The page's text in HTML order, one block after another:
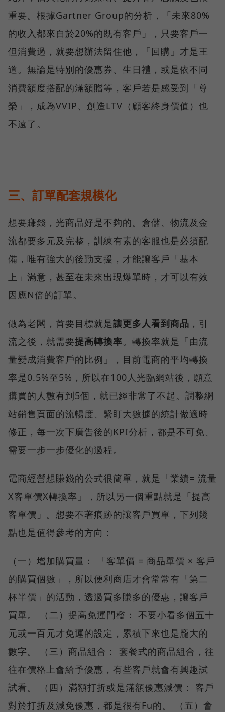
重要。根據Gartner Group的分析，「未來80%
的收入都來自於20%的既有客戶」，只要客戶一
但消費過，就要想辦法留住他，「回購」才是王
道。無論是特別的優惠券、生日禮，或是依不同
消費額度搭配的滿額贈等，客戶若是感受到「尊
榮」，成為VVIP、創造LTV（顧客終身價值）也
不遠了。
三、訂單配套規模化
想要賺錢，光商品好是不夠的。倉儲、物流及金
流都要多元及完整，訓練有素的客服也是必須配
備，唯有強大的後勤支援，才能讓客戶「基本
上」滿意，甚至在未來出現爆單時，才可以有效
因應N倍的訂單。
做為老闆，首要目標就是讓更多人看到商品 ，引
流之後，就需要提高轉換率。轉換率就是「由流
量變成消費客戶的比例」，目前電商的平均轉換
率是0.5%至5%，所以在100人光臨網站後，願意
購買的人數有到5個，就已經非常了不起。調整網
站銷售頁面的流暢度、緊盯大數據的統計做適時
修正，每一次下廣告後的KPI分析，都是不可免、
需要一步一步優化的過程。
電商經營想賺錢的公式很簡單，就是「業績= 流量
X客單價X轉換率」，所以另一個重點就是「提高
客單價」。想要不著痕跡的讓客戶買單，下列幾
點也是值得參考的方向：
（一）增加購買量： 「客單價 = 商品單價 × 客戶
的購買個數」，所以便利商店才會常常有「第二
杯半價」的活動，透過買多賺多的優惠，讓客戶
買單。 （二）提高免運門檻： 不要小看多個五十
元或一百元才免運的設定，累積下來也是龐大的
數字。 （三）商品組合： 套餐式的商品組合，往
往在價格上會給予優惠，有些客戶就會有興趣試
試看。 （四）滿額打折或是滿額優惠減價： 客戶
對於打折及減免優惠，都是很有Fu的。 （五）會